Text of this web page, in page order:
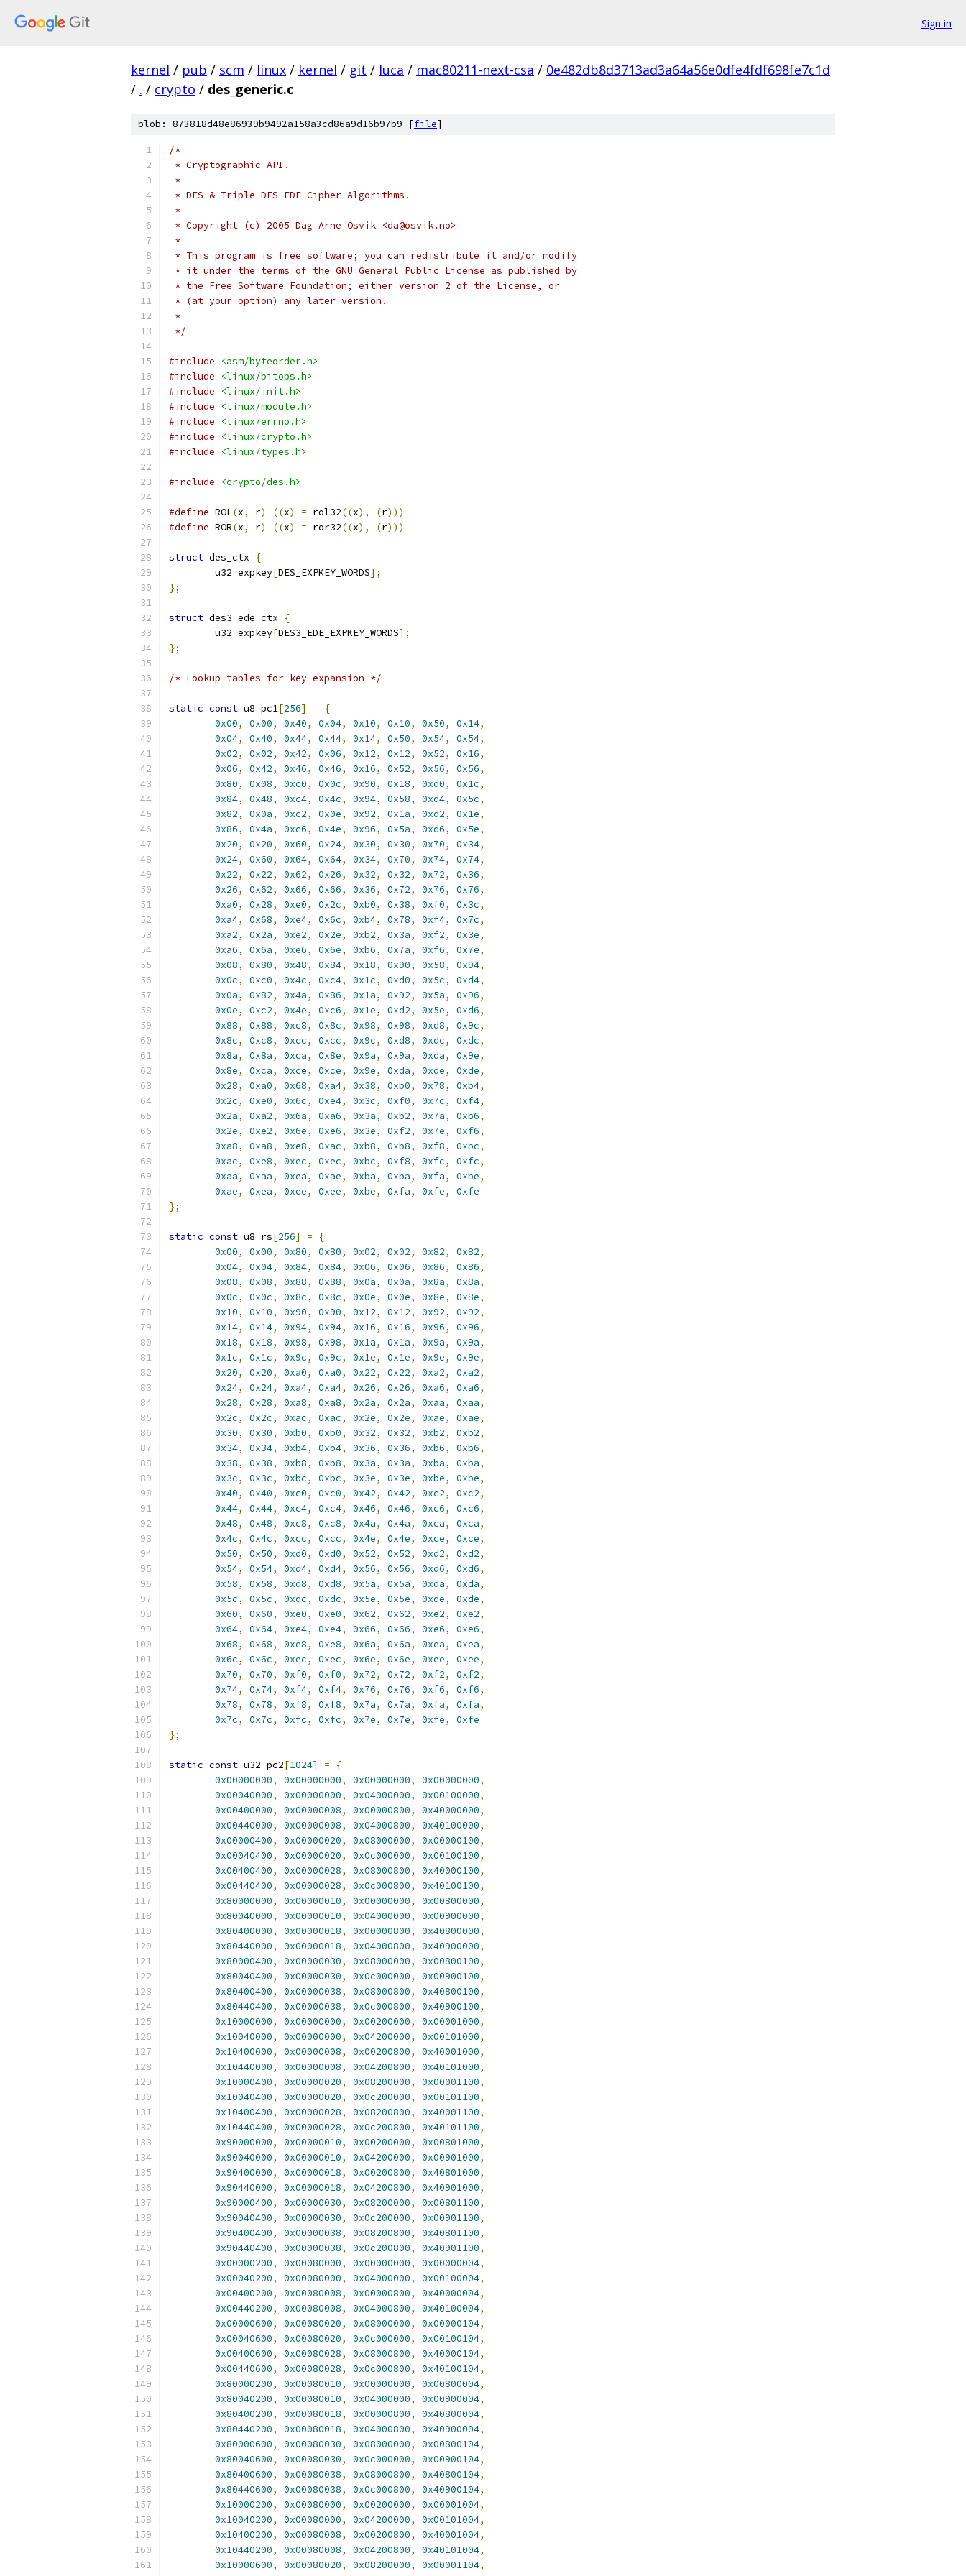
Sign in
kernel / pub / scm / linux / kernel / git / luca / mac80211-next-csa / 0e482db8d3713ad3a64a56e0dfe4fdf698fe7c1d
/ . / crypto / des_generic.c
blob: 873818d48e86939b9492a158a3cd86a9d16b97b9 [file]
/*
* Cryptographic API.
*
* DES & Triple DES EDE Cipher Algorithms.
*
* Copyright (c) 2005 Dag Arne Osvik <da@osvik.no>
*
* This program is free software; you can redistribute it and/or modify
* it under the terms of the GNU General Public License as published by
* the Free Software Foundation; either version 2 of the License, or
* (at your option) any later version.
*
*/
#include
<asm/byteorder.h>
#include
<linux/bitops.h>
#include
<linux/init.h>
#include
<linux/module.h>
#include
<linux/errno.h>
#include
<linux/crypto.h>
#include
<linux/types.h>
#include <crypto/des.h>
#define ROL(x, r) ((x) = rol32((x), (r)))
#define ROR(x, r) ((x) = ror32((x), (r)))
struct des_ctx
{
	u32 expkey
[DES_EXPKEY_WORDS];
};
struct des3_ede_ctx
{
	u32 expkey
[DES3_EDE_EXPKEY_WORDS];
};
/* Lookup tables for key expansion */
static const u8 pc1[256] =
{
0x00, 0x00, 0x40, 0x04, 0x10, 0x10, 0x50, 0x14,
0x04, 0x40, 0x44, 0x44, 0x14, 0x50, 0x54, 0x54,
0x02, 0x02, 0x42, 0x06, 0x12, 0x12, 0x52, 0x16,
0x06, 0x42, 0x46, 0x46, 0x16, 0x52, 0x56, 0x56,
0x80, 0x08, 0xc0, 0x0c, 0x90, 0x18, 0xd0, 0x1c,
0x84, 0x48, 0xc4, 0x4c, 0x94, 0x58, 0xd4, 0x5c,
0x82, 0x0a, 0xc2, 0x0e, 0x92, 0x1a, 0xd2, 0x1e,
0x86, 0x4a, 0xc6, 0x4e, 0x96, 0x5a, 0xd6, 0x5e,
0x20, 0x20, 0x60, 0x24, 0x30, 0x30, 0x70, 0x34,
0x24, 0x60, 0x64, 0x64, 0x34, 0x70, 0x74, 0x74,
0x22, 0x22, 0x62, 0x26, 0x32, 0x32, 0x72, 0x36,
0x26, 0x62, 0x66, 0x66, 0x36, 0x72, 0x76, 0x76,
0xa0, 0x28, 0xe0, 0x2c, 0xb0, 0x38, 0xf0, 0x3c,
0xa4, 0x68, 0xe4, 0x6c, 0xb4, 0x78, 0xf4, 0x7c,
0xa2, 0x2a, 0xe2, 0x2e, 0xb2, 0x3a, 0xf2, 0x3e,
0xa6, 0x6a, 0xe6, 0x6e, 0xb6, 0x7a, 0xf6, 0x7e,
0x08, 0x80, 0x48, 0x84, 0x18, 0x90, 0x58, 0x94,
0x0c, 0xc0, 0x4c, 0xc4, 0x1c, 0xd0, 0x5c, 0xd4,
0x0a, 0x82, 0x4a, 0x86, 0x1a, 0x92, 0x5a, 0x96,
0x0e, 0xc2, 0x4e, 0xc6, 0x1e, 0xd2, 0x5e, 0xd6,
0x88, 0x88, 0xc8, 0x8c, 0x98, 0x98, 0xd8, 0x9c,
0x8c, 0xc8, 0xcc, 0xcc, 0x9c, 0xd8, 0xdc, 0xdc,
0x8a, 0x8a, 0xca, 0x8e, 0x9a, 0x9a, 0xda, 0x9e,
0x8e, 0xca, 0xce, 0xce, 0x9e, 0xda, 0xde, 0xde,
0x28, 0xa0, 0x68, 0xa4, 0x38, 0xb0, 0x78, 0xb4,
0x2c, 0xe0, 0x6c, 0xe4, 0x3c, 0xf0, 0x7c, 0xf4,
0x2a, 0xa2, 0x6a, 0xa6, 0x3a, 0xb2, 0x7a, 0xb6,
0x2e, 0xe2, 0x6e, 0xe6, 0x3e, 0xf2, 0x7e, 0xf6,
0xa8, 0xa8, 0xe8, 0xac, 0xb8, 0xb8, 0xf8, 0xbc,
0xac, 0xe8, 0xec, 0xec, 0xbc, 0xf8, 0xfc, 0xfc,
0xaa, 0xaa, 0xea, 0xae, 0xba, 0xba, 0xfa, 0xbe,
0xae, 0xea, 0xee, 0xee, 0xbe, 0xfa, 0xfe,
0xfe
};
static const u8 rs[256] =
{
0x00, 0x00, 0x80, 0x80, 0x02, 0x02, 0x82, 0x82,
0x04, 0x04, 0x84, 0x84, 0x06, 0x06, 0x86, 0x86,
0x08, 0x08, 0x88, 0x88, 0x0a, 0x0a, 0x8a, 0x8a,
0x0c, 0x0c, 0x8c, 0x8c, 0x0e, 0x0e, 0x8e, 0x8e,
0x10, 0x10, 0x90, 0x90, 0x12, 0x12, 0x92, 0x92,
0x14, 0x14, 0x94, 0x94, 0x16, 0x16, 0x96, 0x96,
0x18, 0x18, 0x98, 0x98, 0x1a, 0x1a, 0x9a, 0x9a,
0x1c, 0x1c, 0x9c, 0x9c, 0x1e, 0x1e, 0x9e, 0x9e,
0x20, 0x20, 0xa0, 0xa0, 0x22, 0x22, 0xa2, 0xa2,
0x24, 0x24, 0xa4, 0xa4, 0x26, 0x26, 0xa6, 0xa6,
0x28, 0x28, 0xa8, 0xa8, 0x2a, 0x2a, 0xaa, 0xaa,
0x2c, 0x2c, 0xac, 0xac, 0x2e, 0x2e, 0xae, 0xae,
0x30, 0x30, 0xb0, 0xb0, 0x32, 0x32, 0xb2, 0xb2,
0x34, 0x34, 0xb4, 0xb4, 0x36, 0x36, 0xb6, 0xb6,
0x38, 0x38, 0xb8, 0xb8, 0x3a, 0x3a, 0xba, 0xba,
0x3c, 0x3c, 0xbc, 0xbc, 0x3e, 0x3e, 0xbe, 0xbe,
0x40, 0x40, 0xc0, 0xc0, 0x42, 0x42, 0xc2, 0xc2,
0x44, 0x44, 0xc4, 0xc4, 0x46, 0x46, 0xc6, 0xc6,
0x48, 0x48, 0xc8, 0xc8, 0x4a, 0x4a, 0xca, 0xca,
0x4c, 0x4c, 0xcc, 0xcc, 0x4e, 0x4e, 0xce, 0xce,
0x50, 0x50, 0xd0, 0xd0, 0x52, 0x52, 0xd2, 0xd2,
0x54, 0x54, 0xd4, 0xd4, 0x56, 0x56, 0xd6, 0xd6,
0x58, 0x58, 0xd8, 0xd8, 0x5a, 0x5a, 0xda, 0xda,
0x5c, 0x5c, 0xdc, 0xdc, 0x5e, 0x5e, 0xde, 0xde,
0x60, 0x60, 0xe0, 0xe0, 0x62, 0x62, 0xe2, 0xe2,
0x64, 0x64, 0xe4, 0xe4, 0x66, 0x66, 0xe6, 0xe6,
0x68, 0x68, 0xe8, 0xe8, 0x6a, 0x6a, 0xea, 0xea,
0x6c, 0x6c, 0xec, 0xec, 0x6e, 0x6e, 0xee, 0xee,
0x70, 0x70, 0xf0, 0xf0, 0x72, 0x72, 0xf2, 0xf2,
0x74, 0x74, 0xf4, 0xf4, 0x76, 0x76, 0xf6, 0xf6,
0x78, 0x78, 0xf8, 0xf8, 0x7a, 0x7a, 0xfa, 0xfa,
0x7c, 0x7c, 0xfc, 0xfc, 0x7e, 0x7e, 0xfe,
0xfe
};
static const u32 pc2[1024] =
{
0x00000000, 0x00000000, 0x00000000, 0x00000000,
0x00040000, 0x00000000, 0x04000000, 0x00100000,
0x00400000, 0x00000008, 0x00000800, 0x40000000,
0x00440000, 0x00000008, 0x04000800, 0x40100000,
0x00000400, 0x00000020, 0x08000000, 0x00000100,
0x00040400, 0x00000020, 0x0c000000, 0x00100100,
0x00400400, 0x00000028, 0x08000800, 0x40000100,
0x00440400, 0x00000028, 0x0c000800, 0x40100100,
0x80000000, 0x00000010, 0x00000000, 0x00800000,
0x80040000, 0x00000010, 0x04000000, 0x00900000,
0x80400000, 0x00000018, 0x00000800, 0x40800000,
0x80440000, 0x00000018, 0x04000800, 0x40900000,
0x80000400, 0x00000030, 0x08000000, 0x00800100,
0x80040400, 0x00000030, 0x0c000000, 0x00900100,
0x80400400, 0x00000038, 0x08000800, 0x40800100,
0x80440400, 0x00000038, 0x0c000800, 0x40900100,
0x10000000, 0x00000000, 0x00200000, 0x00001000,
0x10040000, 0x00000000, 0x04200000, 0x00101000,
0x10400000, 0x00000008, 0x00200800, 0x40001000,
0x10440000, 0x00000008, 0x04200800, 0x40101000,
0x10000400, 0x00000020, 0x08200000, 0x00001100,
0x10040400, 0x00000020, 0x0c200000, 0x00101100,
0x10400400, 0x00000028, 0x08200800, 0x40001100,
0x10440400, 0x00000028, 0x0c200800, 0x40101100,
0x90000000, 0x00000010, 0x00200000, 0x00801000,
0x90040000, 0x00000010, 0x04200000, 0x00901000,
0x90400000, 0x00000018, 0x00200800, 0x40801000,
0x90440000, 0x00000018, 0x04200800, 0x40901000,
0x90000400, 0x00000030, 0x08200000, 0x00801100,
0x90040400, 0x00000030, 0x0c200000, 0x00901100,
0x90400400, 0x00000038, 0x08200800, 0x40801100,
0x90440400, 0x00000038, 0x0c200800, 0x40901100,
0x00000200, 0x00080000, 0x00000000, 0x00000004,
0x00040200, 0x00080000, 0x04000000, 0x00100004,
0x00400200, 0x00080008, 0x00000800, 0x40000004,
0x00440200, 0x00080008, 0x04000800, 0x40100004,
0x00000600, 0x00080020, 0x08000000, 0x00000104,
0x00040600, 0x00080020, 0x0c000000, 0x00100104,
0x00400600, 0x00080028, 0x08000800, 0x40000104,
0x00440600, 0x00080028, 0x0c000800, 0x40100104,
0x80000200, 0x00080010, 0x00000000, 0x00800004,
0x80040200, 0x00080010, 0x04000000, 0x00900004,
0x80400200, 0x00080018, 0x00000800, 0x40800004,
0x80440200, 0x00080018, 0x04000800, 0x40900004,
0x80000600, 0x00080030, 0x08000000, 0x00800104,
0x80040600, 0x00080030, 0x0c000000, 0x00900104,
0x80400600, 0x00080038, 0x08000800, 0x40800104,
0x80440600, 0x00080038, 0x0c000800, 0x40900104,
0x10000200, 0x00080000, 0x00200000, 0x00001004,
0x10040200, 0x00080000, 0x04200000, 0x00101004,
0x10400200, 0x00080008, 0x00200800, 0x40001004,
0x10440200, 0x00080008, 0x04200800, 0x40101004,
0x10000600, 0x00080020, 0x08200000, 0x00001104,